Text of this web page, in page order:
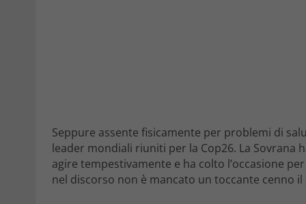
Seppure assente fisicamente per problemi di
leader mondiali riuniti per la Cop26. La
agire tempestivamente e ha colto l’occasione
nel discorso non è mancato un toccante cenno